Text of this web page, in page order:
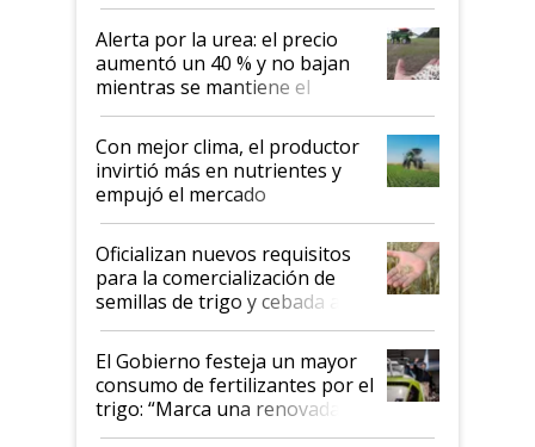
Alerta por la urea: el precio
aumentó un 40 % y no bajan
mientras se mantiene el
conflicto en Medio Oriente
Con mejor clima, el productor
invirtió más en nutrientes y
empujó el mercado
Oficializan nuevos requisitos
para la comercialización de
semillas de trigo y cebada a
granel
El Gobierno festeja un mayor
consumo de fertilizantes por el
trigo: “Marca una renovada
confianza de los productores”